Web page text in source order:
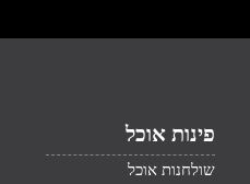
פינות אוכל
שולחנות אוכל